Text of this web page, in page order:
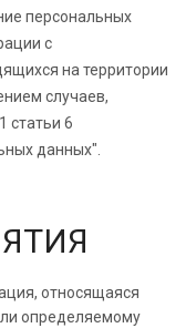
персональных
с
на территории
случаев,
статьи 6
данных".
относящаяся
определяемому